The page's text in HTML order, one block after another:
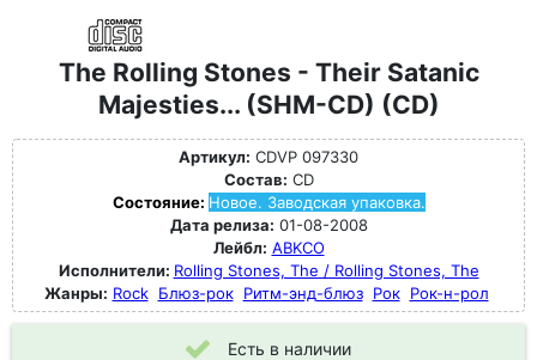
The Rolling Stones - Their Satanic
Majesties... (SHM-CD) (CD)
Артикул: CDVP 097330
Состав: CD
Состояние: Новое. Заводская упаковка.
Дата релиза: 01-08-2008
Лейбл: ABKCO
Исполнители: Rolling Stones, The / Rolling Stones, The
Жанры: Rock Блюз-рок Ритм-энд-блюз Рок Рок-н-poл
Есть в наличии